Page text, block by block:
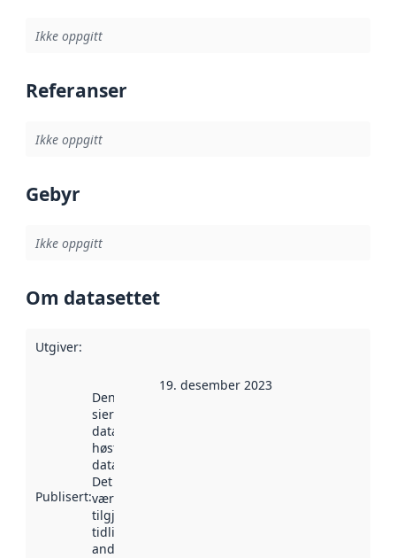
Ikke oppgitt
Referanser
Ikke oppgitt
Gebyr
Ikke oppgitt
Om datasettet
Utgiver:
Publisert:
Denne datoen
sier når
datasettet ble
høstet av
data.norge.no.
Det kan ha
vært
tilgjengelig
tidligere
andre steder.
19. desember 2023